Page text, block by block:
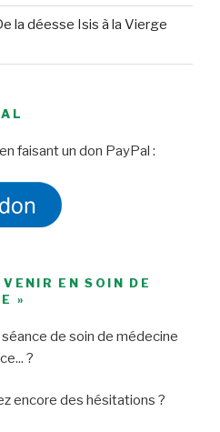
la déesse Isis à la Vierge
faisant un don PayPal :
EN SOIN DE
»
de soin de médecine
?
encore des hésitations ?